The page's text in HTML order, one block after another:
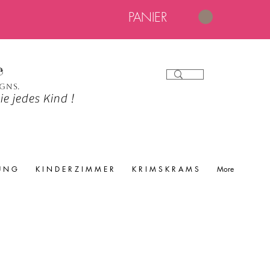
PANIER
jedes Kind !
N G K I N D E R Z I M M E R K R I M S K R A M S More